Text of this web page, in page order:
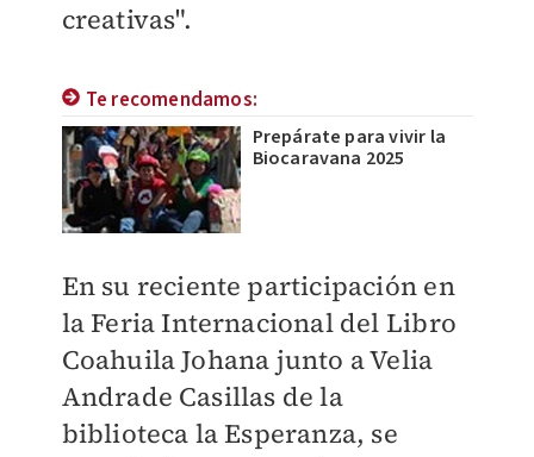
creativas".
Te recomendamos:
Prepárate para vivir la
Biocaravana 2025
En su reciente participación en
la Feria Internacional del Libro
Coahuila Johana junto a Velia
Andrade Casillas de la
biblioteca la Esperanza, se